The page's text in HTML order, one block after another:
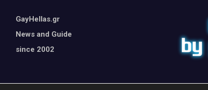
GayHellas.gr
News and Guide
since 2002